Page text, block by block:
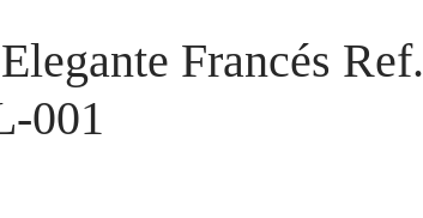
Francés Ref.
001